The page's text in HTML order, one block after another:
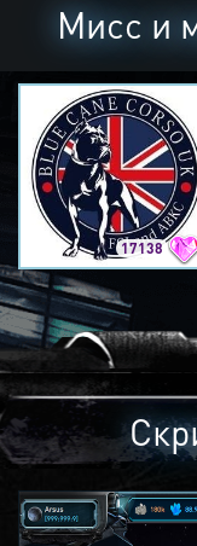
Мисс и
17138